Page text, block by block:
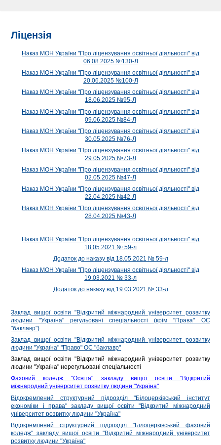
Ліцензія
Наказ МОН України "Про ліцензування освітньої діяльності" від
06.08.2025 №130-Л
Наказ МОН України "Про ліцензування освітньої діяльності" від
20.06.2025 №100-Л
Наказ МОН України "Про ліцензування освітньої діяльності" від
18.06.2025 №95-Л
Наказ МОН України "Про ліцензування освітньої діяльності" від
09.06.2025 №84-Л
Наказ МОН України "Про ліцензування освітньої діяльності" від
30.05.2025 №76-Л
Наказ МОН України "Про ліцензування освітньої діяльності" від
29.05.2025 №73-Л
Наказ МОН України "Про ліцензування освітньої діяльності" від
02.05.2025 №47-Л
Наказ МОН України "Про ліцензування освітньої діяльності" від
22.04.2025 №42-Л
Наказ МОН України "Про ліцензування освітньої діяльності" від
28.04.2025 №43-Л
Наказ МОН України "Про ліцензування освітньої діяльності" від
18.05.2021 № 59-л
Додаток до наказу від 18.05.2021 № 59-л
Наказ МОН України "Про ліцензування освітньої діяльності" від
19.03.2021 № 33-л
Додаток до наказу від 19.03.2021 № 33-л
Заклад вищої освіти "Відкритий міжнародний університет розвитку
людини "Україна" регульовані спеціальності (крім "Права" ОС
"баклавр")
Заклад вищої освіти "Відкритий міжнародний університет розвитку
людини "Україна" "Право" ОС "баклавр"
Заклад вищої освіти "Відкритий міжнародний університет розвитку
людини "Україна" нерегульовані спеціальності
Фаховий коледж "Освіта" закладу вищої освіти "Відкритий
міжнародний університет розвитку людини "Україна"
Відокремлений структурний підрозділ "Білоцерківський інститут
економіки і права" закладу вищої освіти "Відкритий міжнародний
університет розвитку людини "Україна"
Відокремлений структурний підрозділ "Білоцерківський фаховий
коледж" закладу вищої освіти "Відкритий міжнародний університет
розвитку людини "Україна"